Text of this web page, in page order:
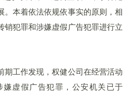
。本着依法依规依事实的原则，相
销犯罪和涉嫌虚假广告犯罪进行立
期工作发现，权健公司在经营活动
嫌虚假广告犯罪，公安机关已于